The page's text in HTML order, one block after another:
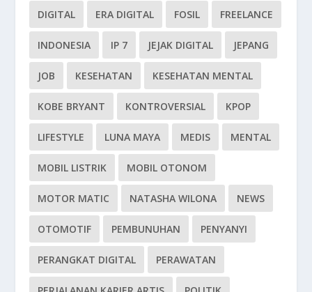
DIGITAL ERA DIGITAL FOSIL FREELANCE
INDONESIA IP 7 JEJAK DIGITAL JEPANG
JOB KESEHATAN KESEHATAN MENTAL
KOBE BRYANT KONTROVERSIAL KPOP
LIFESTYLE LUNA MAYA MEDIS MENTAL
MOBIL LISTRIK MOBIL OTONOM
MOTOR MATIC NATASHA WILONA NEWS
OTOMOTIF PEMBUNUHAN PENYANYI
PERANGKAT DIGITAL PERAWATAN